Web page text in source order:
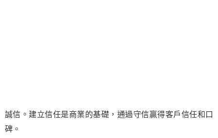
誠信。建立信任是商業的基礎，通過守信贏得客戶信任和口
碑。